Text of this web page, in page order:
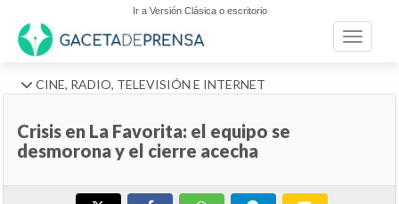
Ir a Versión Clásica o escritorio
Toggle
CINE, RADIO, TELEVISIÓN E INTERNET
Crisis en La Favorita: el equipo se
desmorona y el cierre acecha